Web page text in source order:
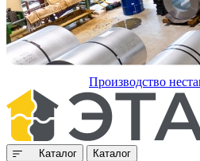
Производство
Каталог Каталог